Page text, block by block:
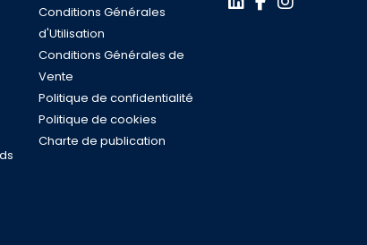
Conditions Générales
d'Utilisation
Conditions Générales de
Vente
Politique de confidentialité
Politique de cookies
Charte de publication